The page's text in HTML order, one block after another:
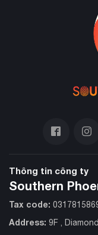
Thông tin công ty
Southern
Tax code:
Address: 9F ,